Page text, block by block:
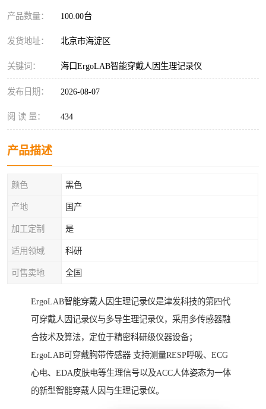
产品数量： 100.00台
发货地址： 北京市海淀区
关键词： 海口ErgoLAB智能穿戴人因生理记录仪
发布日期： 2026-08-07
阅 读 量： 434
产品描述
颜色 黑色
产地 国产
加工定制 是
适用领域 科研
可售卖地 全国
ErgoLAB智能穿戴人因生理记录仪是津发科技的第四代
可穿戴人因记录仪与多导生理记录仪，采用多传感器融
合技术及算法，定位于精密科研级仪器设备；
ErgoLAB可穿戴胸带传感器 支持测量RESP呼吸、ECG
心电、EDA皮肤电等生理信号以及ACC人体姿态为一体
的新型智能穿戴人因与生理记录仪。